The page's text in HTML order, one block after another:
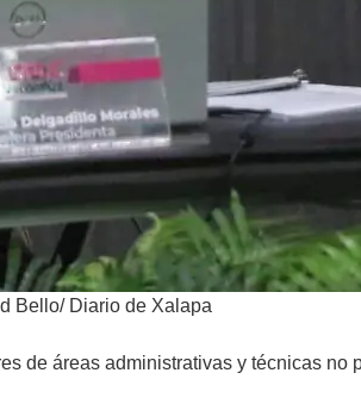
Bello/ Diario de Xalapa
de áreas administrativas y técnicas no